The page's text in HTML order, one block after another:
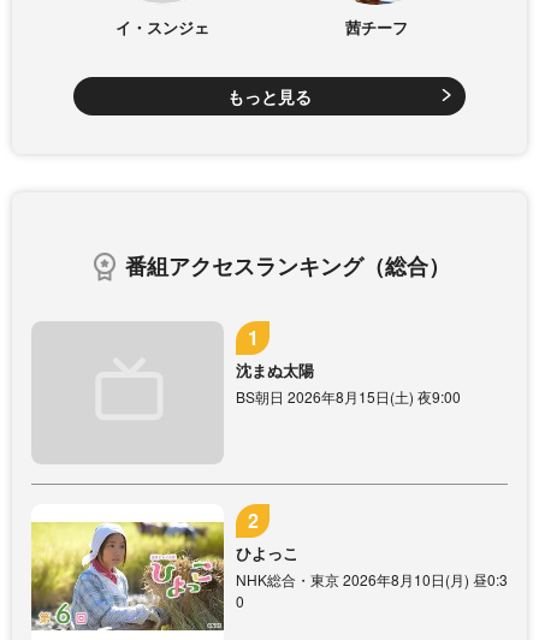
イ・スンジェ 茜チーフ
もっと見る
番組アクセスランキング（総合）
沈まぬ太陽
BS朝日 2026年8月15日(土) 夜9:00
ひよっこ
NHK総合・東京 2026年8月10日(月) 昼0:3
0